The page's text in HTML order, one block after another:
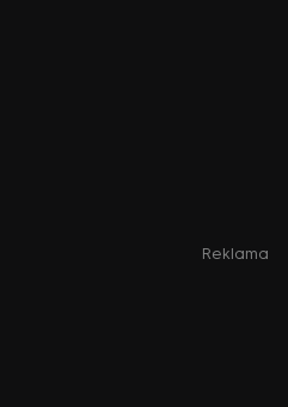
Reklama